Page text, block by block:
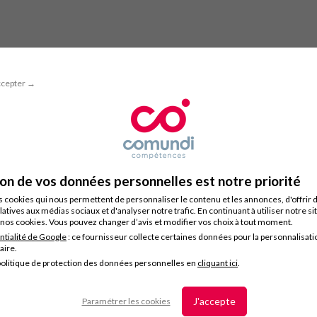
→
de vos données personnelles est notre priorité
cookies qui nous permettent de personnaliser le contenu et les annonces, d'offrir
aux médias sociaux et d'analyser notre trafic. En continuant à utiliser notre
cookies. Vous pouvez changer d’avis et modifier vos choix à tout moment.
de Google: ce fournisseur collecte certaines données pour la
de protection des données personnelles en cliquant ici.
Paramétrer les cookies J'accepte